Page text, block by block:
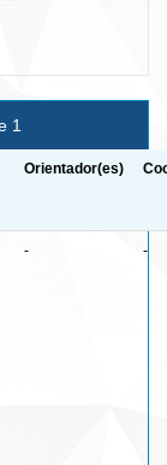
1
Orientador(es)
- -